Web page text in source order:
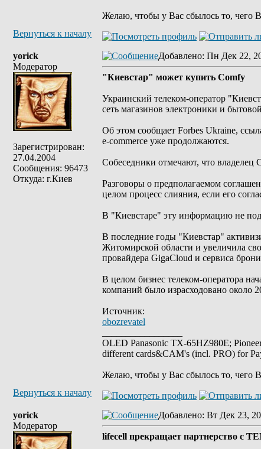
Желаю, чтобы у Вас сбылось то, чего
Вернуться к началу
yorick
Модератор
Зарегистрирован:
27.04.2004
Сообщения: 96473
Откуда: г.Киев
Добавлено: Пн Дек 22,
"Киевстар" может купить Comfy
Украинский телеком-оператор
сеть магазинов электроники и
Об этом сообщает Forbes Ukraine,
e-commerce уже продолжаются.
Собеседники отмечают, что владелец
Разговоры о предполагаемом
целом процесс слияния, если его
В "Киевстаре" эту информацию не
В последние годы "Киевстар"
Житомирской области и увеличила
провайдера GigaCloud и сервиса
В целом бизнес телеком-оператора
компаний было израсходовано около
Источник:
obozrevatel
OLED Panasonic TX-65HZ980E;
different cards&CAM's (incl. PRO) for
Желаю, чтобы у Вас сбылось то, чего
Вернуться к началу
yorick
Модератор
Добавлено: Вт Дек 23,
lifecell прекращает партнерство с